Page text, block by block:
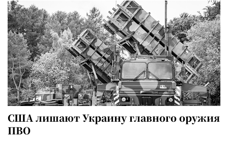
США лишают Украину главного оружия
ПВО